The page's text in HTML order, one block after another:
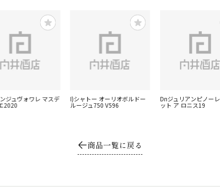
ジュヴォワレ マスデ
2020
I)シャトー オーリオボルドー
ルージュ750 V596
Dnジュリアンピノー
ット ア ロニス19
商品一覧に戻る